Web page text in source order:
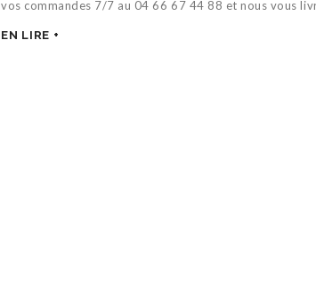
vos commandes 7/7 au 04 66 67 44 88 et nous vous
EN LIRE +